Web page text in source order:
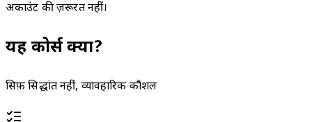
अकाउंट की ज़रूरत नहीं।
यह कोर्स क्यों?
सिर्फ़ सिद्धांत नहीं, व्यावहारिक कौशल